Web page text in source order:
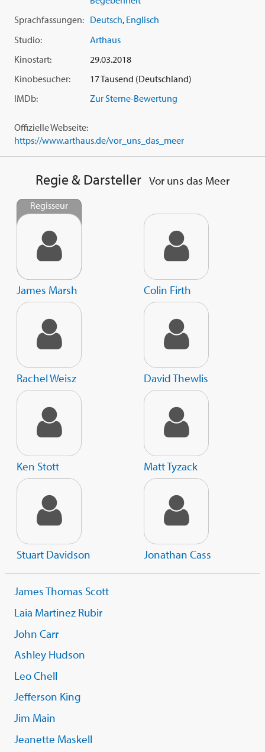
Sprachfassungen: Deutsch, Englisch
Studio:
Arthaus
Kinostart:
29.03.2018
Kinobesucher:
17 Tausend (Deutschland)
IMDb:
Zur Sterne-Bewertung
Offizielle Webseite:
https://www.arthaus.de/vor_uns_das_meer
Regie & Darsteller Vor uns das Meer
Regisseur
James Marsh Colin Firth
Rachel Weisz David Thewlis
Ken Stott Matt Tyzack
Stuart Davidson Jonathan Cass
James Thomas Scott
Laia Martinez Rubir
John Carr
Ashley Hudson
Leo Chell
Jefferson King
Jim Main
Jeanette Maskell